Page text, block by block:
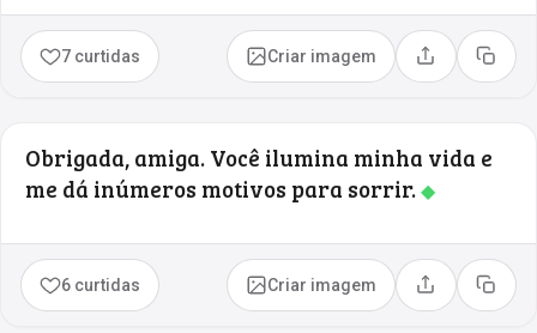
7 curtidas Criar imagem Compartilhar
Copiar
Obrigada, amiga. Você ilumina minha vida e
me dá inúmeros motivos para sorrir.◆
6 curtidas Criar imagem Compartilhar
Copiar